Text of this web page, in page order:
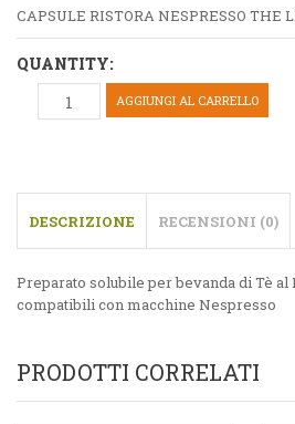
CAPSULE RISTORA NESPRESSO THE
QUANTITY:
AGGIUNGI AL CARRELLO
DESCRIZIONE RECENSIONI (0)
Preparato solubile per bevanda di Tè al
compatibili con macchine Nespresso
PRODOTTI CORRELATI